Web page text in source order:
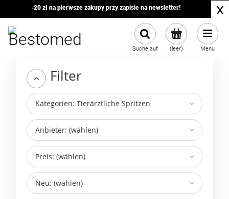
-20 zł na pierwsze zakupy przy zapisie na newsletter! x
(leer)
Suche auf Menu
Filter
Kategorien: Tierärztliche Spritzen
Anbieter: (wählen)
Preis: (wählen)
Neu: (wählen)